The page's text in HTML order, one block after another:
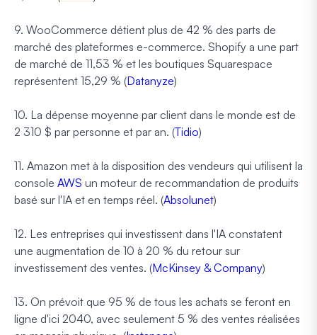
9. WooCommerce détient plus de 42 % des parts de
marché des plateformes e-commerce. Shopify a une part
de marché de 11,53 % et les boutiques Squarespace
représentent 15,29 % (Datanyze)
10. La dépense moyenne par client dans le monde est de
2 310 $ par personne et par an. (Tidio)
11. Amazon met à la disposition des vendeurs qui utilisent la
console AWS un moteur de recommandation de produits
basé sur l'IA et en temps réel. (Absolunet)
12. Les entreprises qui investissent dans l'IA constatent
une augmentation de 10 à 20 % du retour sur
investissement des ventes. (McKinsey & Company)
13. On prévoit que 95 % de tous les achats se feront en
ligne d'ici 2040, avec seulement 5 % des ventes réalisées